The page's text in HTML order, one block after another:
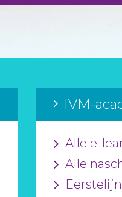
IVM-
Alle e-
Alle